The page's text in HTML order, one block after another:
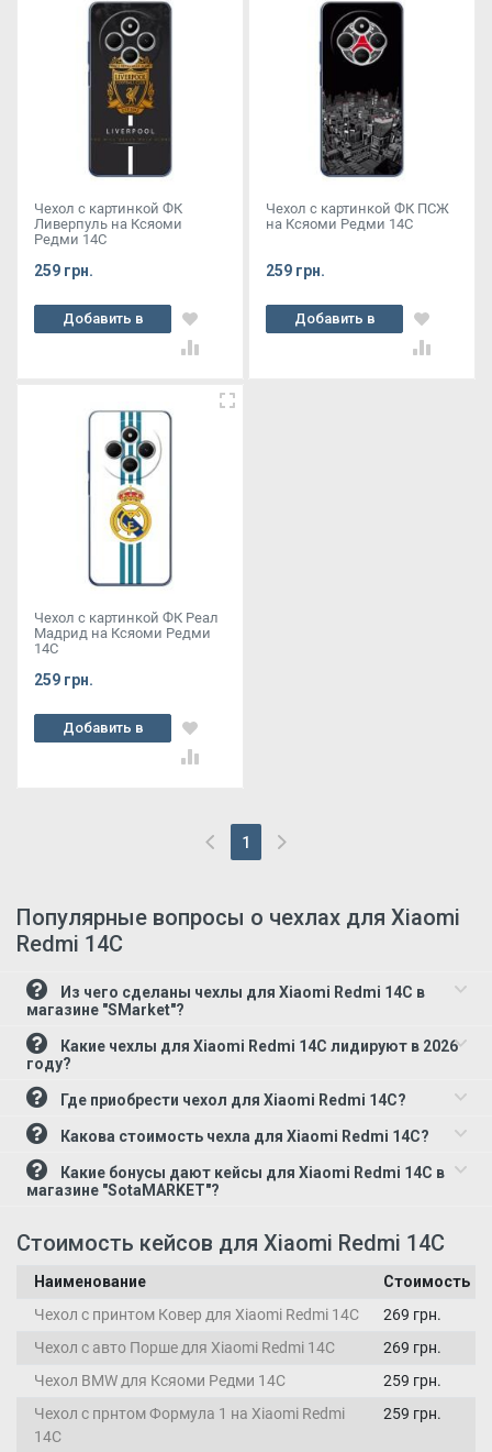
Чехол с картинкой ФК
Ливерпуль на Ксяоми
Редми 14С
259 грн.
Добавить в
корзину
Чехол с картинкой ФК ПСЖ
на Ксяоми Редми 14С
259 грн.
Добавить в
корзину
Чехол с картинкой ФК Реал
Мадрид на Ксяоми Редми
14С
259 грн.
Добавить в
корзину
1
(current)
Популярные вопросы о чехлах для Xiaomi
Redmi 14C
магазине "SMarket"?
году?
Где приобрести чехол для Xiaomi Redmi 14C?
Какова стоимость чехла для Xiaomi Redmi 14C?
магазине "SotaMARKET"?
Стоимость кейсов для Xiaomi Redmi 14C
Наименование
Стоимость
Чехол с принтом Ковер для Xiaomi Redmi 14C
269 грн.
Чехол с авто Порше для Xiaomi Redmi 14C
269 грн.
Чехол BMW для Ксяоми Редми 14С
259 грн.
Чехол с прнтом Формула 1 на Xiaomi Redmi
14C
259 грн.